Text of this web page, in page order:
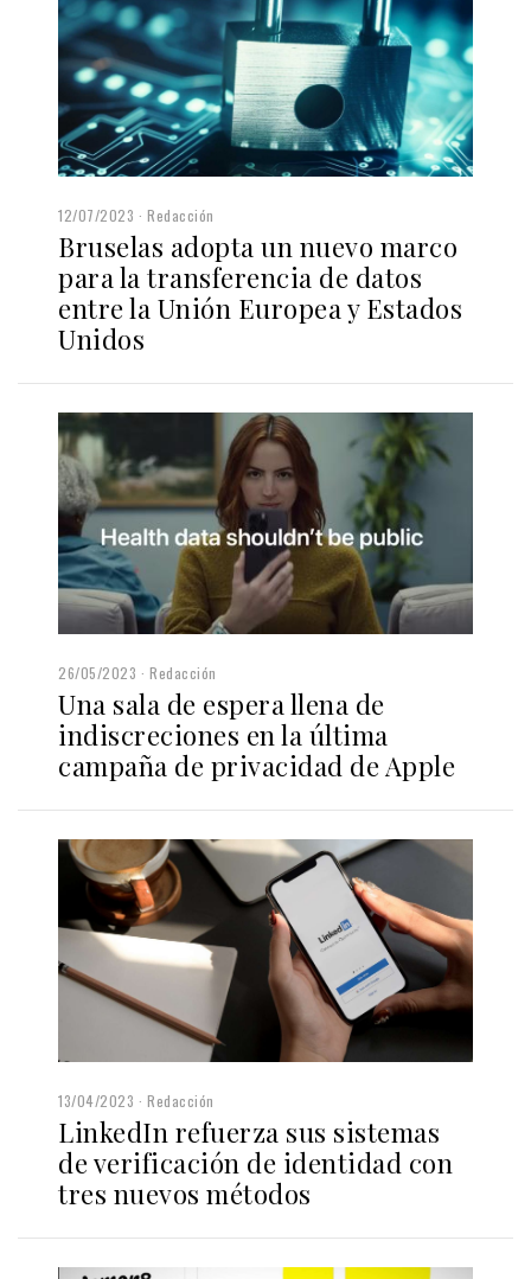
12/07/2023 Redacción
Bruselas adopta un nuevo marco
para la transferencia de datos
entre la Unión Europea y Estados
Unidos
26/05/2023 Redacción
Una sala de espera llena de
indiscreciones en la última
campaña de privacidad de Apple
13/04/2023 Redacción
LinkedIn refuerza sus sistemas
de verificación de identidad con
tres nuevos métodos